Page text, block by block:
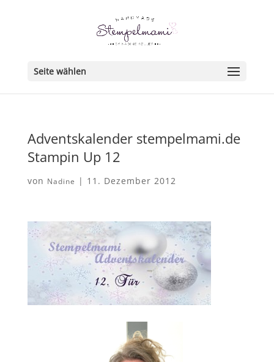
Seite wählen
Adventskalender stempelmami.de
Stampin Up 12
von Nadine | 11. Dezember 2012